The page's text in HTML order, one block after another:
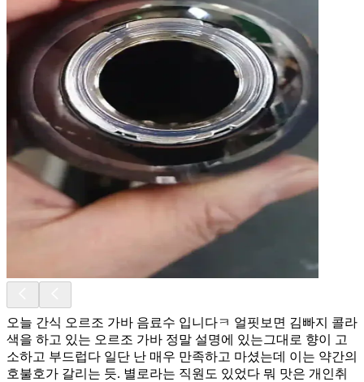
오늘 간식 오르조 가바 음료수 입니다ㅋ 얼핏보면 김빠지 콜라
색을 하고 있는 오르조 가바 정말 설명에 있는그대로 향이 고
소하고 부드럽다 일단 난 매우 만족하고 마셨는데 이는 약간의
호불호가 갈리는 듯. 별로라는 직원도 있었다 뭐 맛은 개인취